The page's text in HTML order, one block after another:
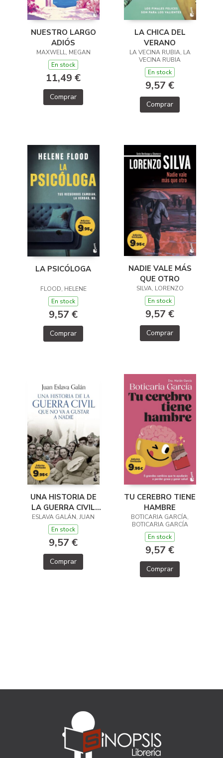
NUESTRO LARGO
ADIÓS
MAXWELL, MEGAN
En stock
11,49 €
Comprar
LA CHICA DEL
VERANO
LA VECINA RUBIA, LA
VECINA RUBIA
En stock
9,57 €
Comprar
LA PSICÓLOGA
FLOOD, HELENE
En stock
9,57 €
Comprar
NADIE VALE MÁS
QUE OTRO
SILVA, LORENZO
En stock
9,57 €
Comprar
UNA HISTORIA DE
LA GUERRA CIVIL
QUE NO VA A
GUSTAR A NADIE
ESLAVA GALÁN, JUAN
En stock
9,57 €
Comprar
TU CEREBRO TIENE
HAMBRE
BOTICARIA GARCÍA,
BOTICARIA GARCÍA
En stock
9,57 €
Comprar